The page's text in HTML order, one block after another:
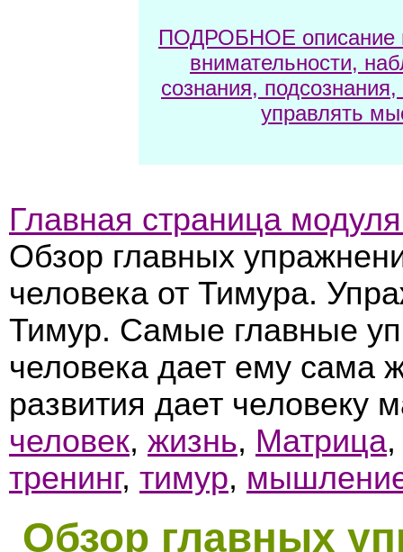
ПОДРОБНОЕ описание
внимательности,
сознания,
управлять
Главная страница
Обзор главных
человека от Тимура.
Тимур. Самые главные
человека дает ему сама
развития дает человеку
человек, жизнь, Матрица
тренинг, тимур,
Обзор главных